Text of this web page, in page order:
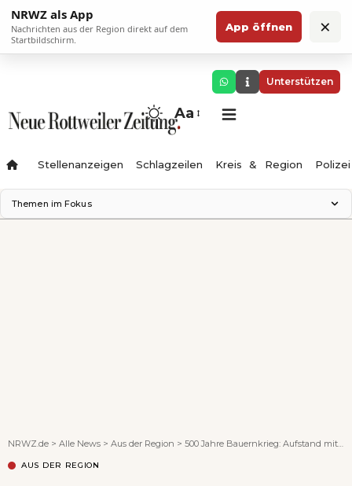
NRWZ als App
Nachrichten aus der Region direkt auf dem
Startbildschirm.
App öffnen ×
Unterstützen
Aa
Stellenanzeigen Schlagzeilen Kreis & Region Polizei
Themen im Fokus
NRWZ.de > Alle News > Aus der Region > 500 Jahre Bauernkrieg: Aufstand mit Ansage
AUS DER REGION